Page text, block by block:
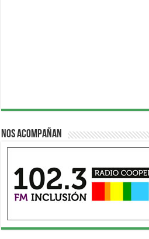
Nos acompañan